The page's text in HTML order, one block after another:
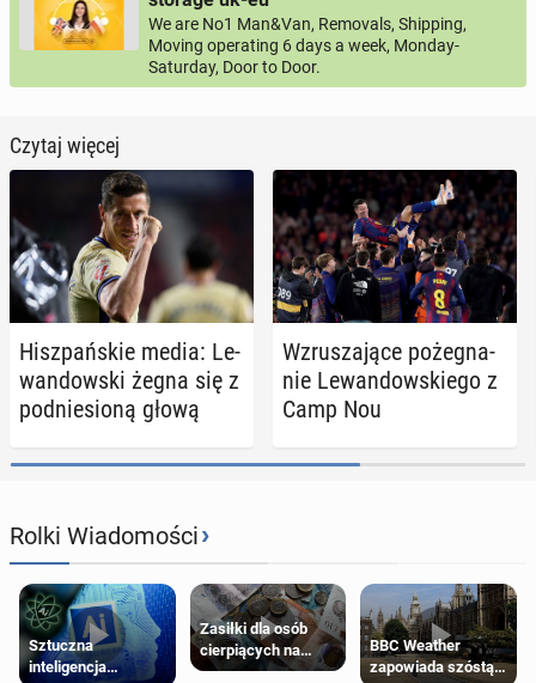
We are No1 Man&Van, Removals, Shipping,
Moving operating 6 days a week, Monday-
Saturday, Door to Door.
Czytaj więcej
Hisz­pań­skie media: Le­
wan­dow­ski żegna się z
pod­nie­sio­ną głową
Wzru­sza­ją­ce po­że­gna­
nie Le­wan­dow­skie­go z
Camp Nou
Rolki Wiadomości›
Sztuczna
inteligencja
Zasiłki dla osób
cierpiących na
schorzenia
BBC Weather
zapowiada szóstą